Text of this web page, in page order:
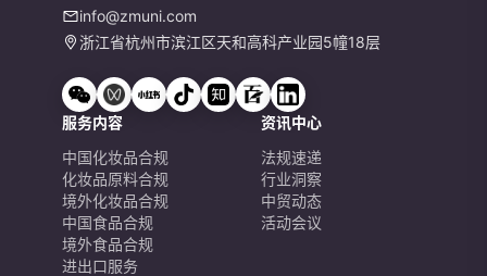
info@zmuni.com
浙江省杭州市滨江区天和高科产业园5幢18层
服务内容
中国化妆品合规
化妆品原料合规
境外化妆品合规
中国食品合规
境外食品合规
进出口服务
资讯中心
法规速递
行业洞察
中贸动态
活动会议